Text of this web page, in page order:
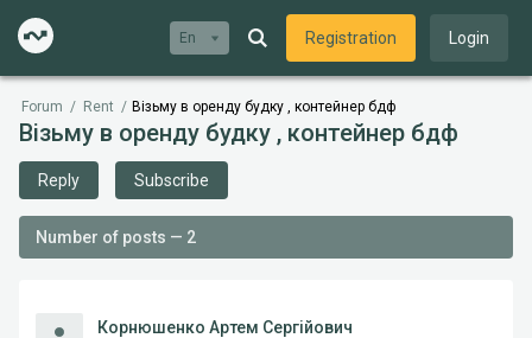
En Registration Login
Forum / Rent / Візьму в оренду будку , контейнер бдф
Візьму в оренду будку , контейнер бдф
Reply Subscribe
Number of posts — 2
Корнюшенко Артем Сергійович